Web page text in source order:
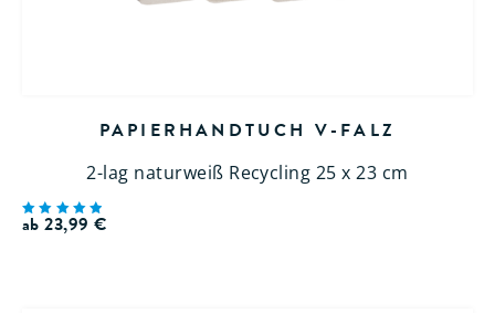
PAPIERHANDTUCH V-FALZ
2-lag naturweiß Recycling 25 x 23 cm
Bewertet
ab23,99€